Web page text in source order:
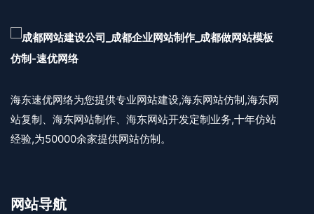
海东速优网络为您提供专业网站建设,海东网站仿制,海东网
站复制、海东网站制作、海东网站开发定制业务,十年仿站
经验,为50000余家提供网站仿制。
网站导航